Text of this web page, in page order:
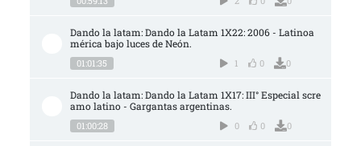
Dando la latam: Dando la Latam 1X22: 2006 - Latinoa
mérica bajo luces de Neón.
01:01:35 1 0 0
Dando la latam: Dando la Latam 1X17: III° Especial scre
amo latino - Gargantas argentinas.
01:00:28 0 0 0